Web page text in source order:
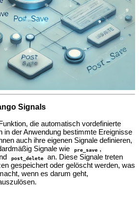
Signals
die automatisch vordefinierte
in der Anwendung bestimmte Ereignisse
auch ihre eigenen Signale definieren,
Signale wie
pre_save ,
post_delete
an. Diese Signale treten
gespeichert oder gelöscht werden, was
wenn es darum geht,